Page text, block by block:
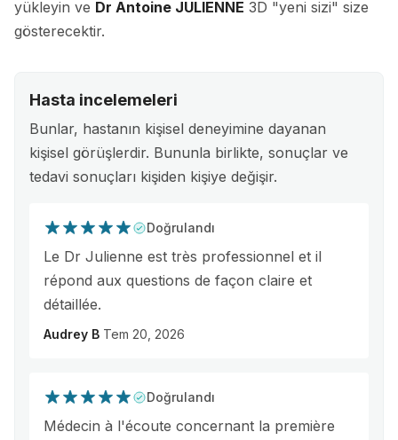
yükleyin ve Dr Antoine JULIENNE 3D "yeni sizi" size
gösterecektir.
Hasta incelemeleri
Bunlar, hastanın kişisel deneyimine dayanan
kişisel görüşlerdir. Bununla birlikte, sonuçlar ve
tedavi sonuçları kişiden kişiye değişir.
Doğrulandı
Le Dr Julienne est très professionnel et il
répond aux questions de façon claire et
détaillée.
Audrey B Tem 20, 2026
Doğrulandı
Médecin à l'écoute concernant la première